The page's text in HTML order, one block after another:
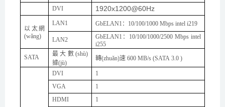
DVI 1920x1200@60Hz
以太網
(wǎng)
LAN1 GbELAN1 ： 10/100/1000 Mbps intel i219
LAN2 GbELAN1 ： 10/100/1000/2500 Mbps intel
i255
SATA
最大數(shù)
據(jù)
轉(zhuǎn)速 600 MB/s (SATA 3.0 )
DVI
1
VGA
1
HDMI
1